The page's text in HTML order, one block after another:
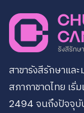
สาขารังสีรักษาแล
สภากาชาดไทย เริ่
2494 จนถึงปัจจุบั